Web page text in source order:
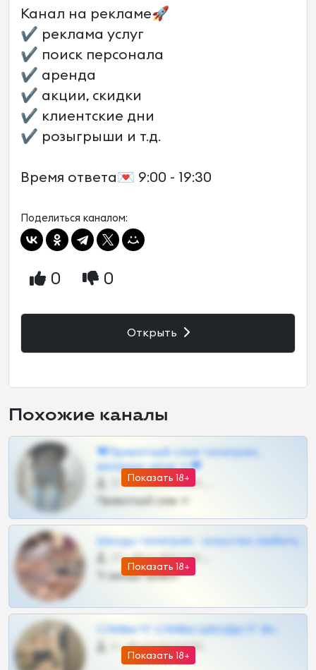
Канал на рекламе🚀
✔ реклама услуг
✔ поиск персонала
✔ аренда
✔ акции, скидки
✔ клиентские дни
✔ розыгрыши и т.д.
Время ответа💌 9:00 - 19:30
Поделиться каналом:
0 0
Открыть
Похожие каналы
Показать 18+
❤Приватный слив телеграм,
шкодных шкур тг❤
57 •
Приватный слив тг
Показать 18+
Шкоды телеграм - искуство любить
27 •
Тг шкоды приват
Показать 18+
СЛИВЫ ТГ СЛИВЫ ШКОДЫ ТГ 18+
0 •